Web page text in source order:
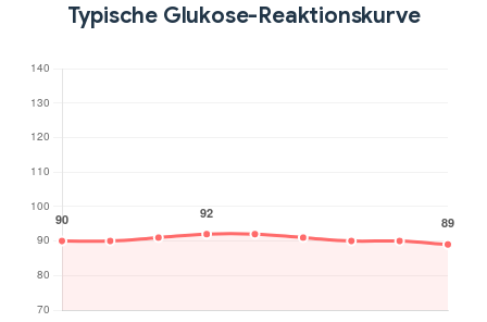
Typische Glukose-Reaktionskurve